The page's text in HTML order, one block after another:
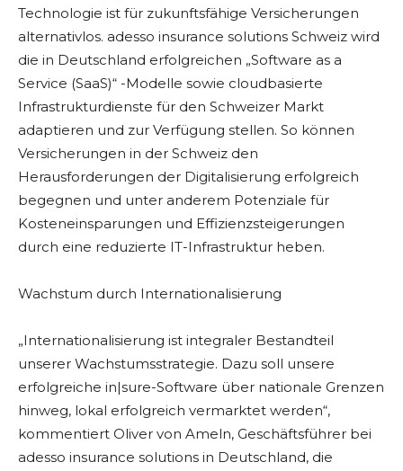
Technologie ist für zukunftsfähige Versicherungen
alternativlos. adesso insurance solutions Schweiz wird
die in Deutschland erfolgreichen „Software as a
Service (SaaS)“ -Modelle sowie cloudbasierte
Infrastrukturdienste für den Schweizer Markt
adaptieren und zur Verfügung stellen. So können
Versicherungen in der Schweiz den
Herausforderungen der Digitalisierung erfolgreich
begegnen und unter anderem Potenziale für
Kosteneinsparungen und Effizienzsteigerungen
durch eine reduzierte IT-Infrastruktur heben.
Wachstum durch Internationalisierung
„Internationalisierung ist integraler Bestandteil
unserer Wachstumsstrategie. Dazu soll unsere
erfolgreiche in|sure-Software über nationale Grenzen
hinweg, lokal erfolgreich vermarktet werden“,
kommentiert Oliver von Ameln, Geschäftsführer bei
adesso insurance solutions in Deutschland, die